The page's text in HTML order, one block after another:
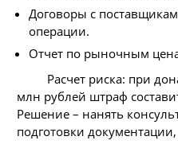
Договоры с
операции.
Отчет по рыночным
Расчет риска: при
млн рублей штраф
Решение – нанять
подготовки